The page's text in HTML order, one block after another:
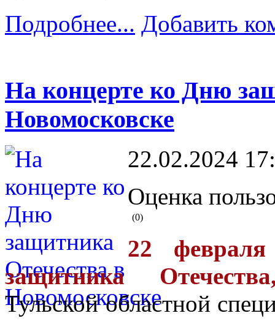
Подробнее... Добавить
На концерте ко Дню
Новомосковске
22.02.2024
Оценка
(0)
22
защитника
Тульской областной